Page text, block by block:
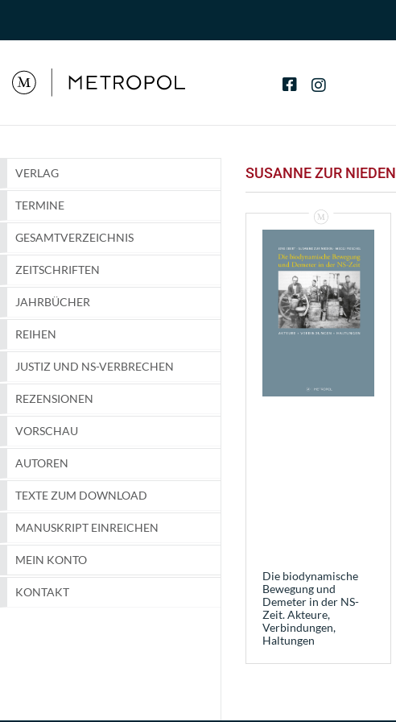
VERLAG
TERMINE
GESAMTVERZEICHNIS
ZEITSCHRIFTEN
JAHRBÜCHER
REIHEN
JUSTIZ UND NS-VERBRECHEN
REZENSIONEN
VORSCHAU
AUTOREN
TEXTE ZUM DOWNLOAD
MANUSKRIPT EINREICHEN
MEIN KONTO
KONTAKT
SUSANNE ZUR NIEDEN
Die biodynamische
Bewegung und
Demeter in der NS-
Zeit. Akteure,
Verbindungen,
Haltungen